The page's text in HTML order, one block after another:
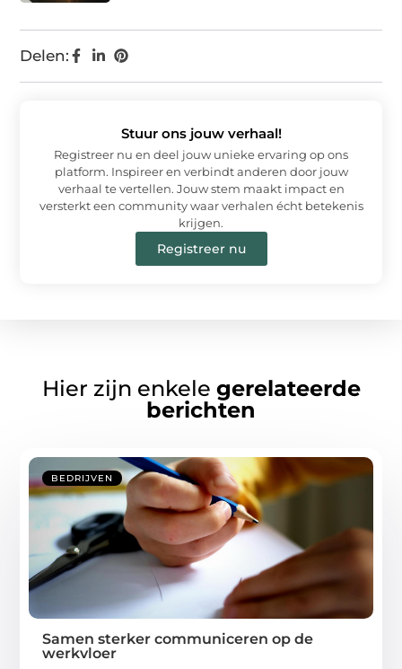
Delen:
Stuur ons jouw verhaal!
Registreer nu en deel jouw unieke ervaring op ons
platform. Inspireer en verbindt anderen door jouw
verhaal te vertellen. Jouw stem maakt impact en
versterkt een community waar verhalen écht betekenis
krijgen.
Registreer nu
Hier zijn enkele gerelateerde
berichten
BEDRIJVEN
Samen sterker communiceren op de
werkvloer